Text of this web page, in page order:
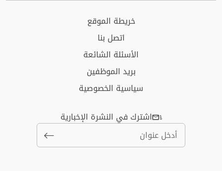
خريطة الموقع
اتصل بنا
الأسئلة الشائعة
بريد الموظفين
سياسية الخصوصية
اشترك في النشرة الإخبارية